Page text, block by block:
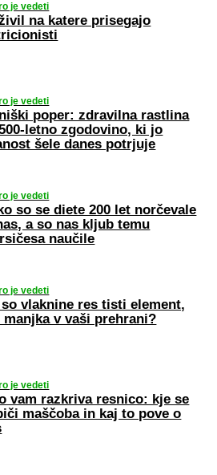
je vedeti
na katere prisegajo
je vedeti
poper: zdravilna rastlina
letno zgodovino, ki jo
šele danes potrjuje
je vedeti
so se diete 200 let norčevale
a so nas kljub temu
naučile
je vedeti
vlaknine res tisti element,
manjka v vaši prehrani?
je vedeti
vam razkriva resnico: kje se
maščoba in kaj to pove o